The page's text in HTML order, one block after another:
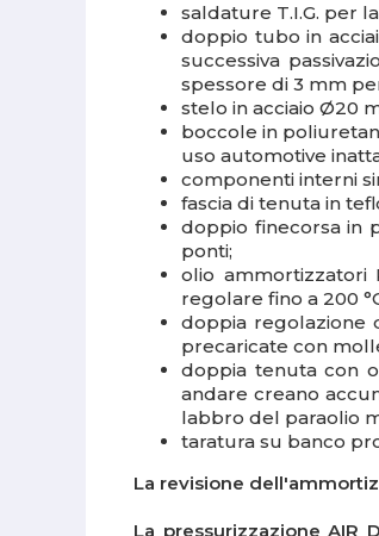
saldature T.I.G. per
doppio tubo in
successiva
spessore di 3 mm
stelo in acciaio Ø20
boccole in
uso automotive
componenti interni
fascia di tenuta in
doppio finecorsa in
ponti;
olio ammortizzatori
regolare fino a 200
doppia regolazione
precaricate con
doppia tenuta con
andare creano
labbro del paraolio
taratura su banco
La revisione
La pressurizzazione AIR